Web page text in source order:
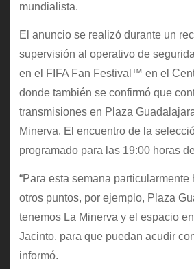
mundialista.
El anuncio se realizó durante un
supervisión al operativo de
en el FIFA Fan Festival™ en el
donde también se confirmó que
transmisiones en Plaza
Minerva. El encuentro de la
programado para las 19:00 horas
“Para esta semana
otros puntos, por ejemplo, Plaza
tenemos La Minerva y el espacio
Jacinto, para que puedan acudir
informó.